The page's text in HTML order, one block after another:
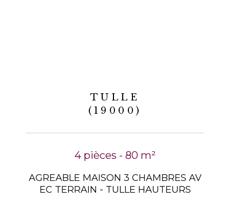
TULLE
(19000)
4 pièces - 80 m²
AGREABLE MAISON 3 CHAMBRES AV
EC TERRAIN - TULLE HAUTEURS